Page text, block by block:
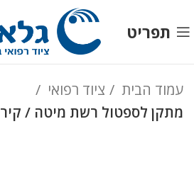
תפריט
עמוד הבית
ציוד רפואי
מתקן לספטול רשת מיטה / קיר